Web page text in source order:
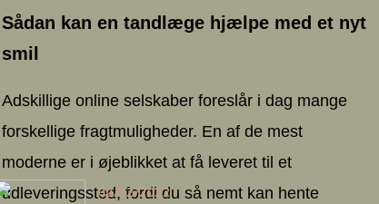
Sådan kan en tandlæge hjælpe med et nyt
smil
Adskillige online selskaber foreslår i dag mange
forskellige fragtmuligheder. En af de mest
moderne er i øjeblikket at få leveret til et
udleveringssted, fordi du så nemt kan hente
02/02/2022